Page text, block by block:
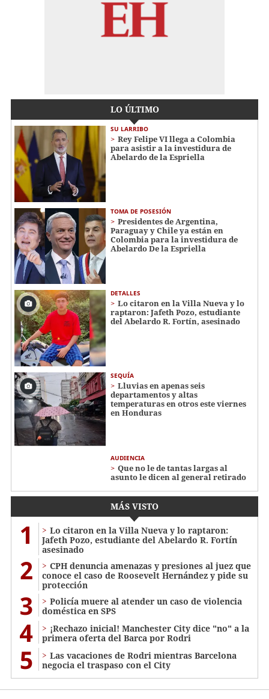
LO ÚLTIMO
SU LARRIBO
Rey Felipe VI llega a Colombia
para asistir a la investidura de
Abelardo de la Espriella
TOMA DE POSESIÓN
Presidentes de Argentina,
Paraguay y Chile ya están en
Colombia para la investidura de
Abelardo De la Espriella
DETALLES
Lo citaron en la Villa Nueva y lo
raptaron: Jafeth Pozo, estudiante
del Abelardo R. Fortín, asesinado
SEQUÍA
Lluvias en apenas seis
departamentos y altas
temperaturas en otros este viernes
en Honduras
AUDIENCIA
Que no le de tantas largas al
asunto le dicen al general retirado
MÁS VISTO
1
Lo citaron en la Villa Nueva y lo raptaron:
Jafeth Pozo, estudiante del Abelardo R. Fortín
asesinado
2
CPH denuncia amenazas y presiones al juez que
conoce el caso de Roosevelt Hernández y pide su
protección
3
Policía muere al atender un caso de violencia
doméstica en SPS
4
¡Rechazo inicial! Manchester City dice "no" a la
primera oferta del Barca por Rodri
5
Las vacaciones de Rodri mientras Barcelona
negocia el traspaso con el City